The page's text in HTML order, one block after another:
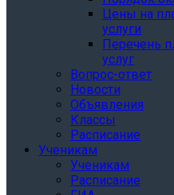
Цены на
услуги
Перечень
услуг
Вопрос-ответ
Новости
Объявления
Классы
Расписание
Ученикам
Ученикам
Расписание